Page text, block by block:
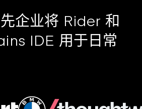
企业将 Rider 和
IDE 用于日常